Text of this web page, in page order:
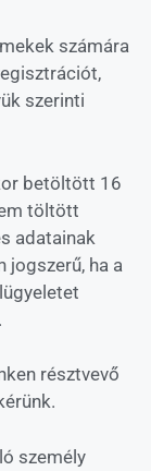
számára
szerinti
betöltött 16
töltött
adatainak
jogszerű, ha a
résztvevő
személy